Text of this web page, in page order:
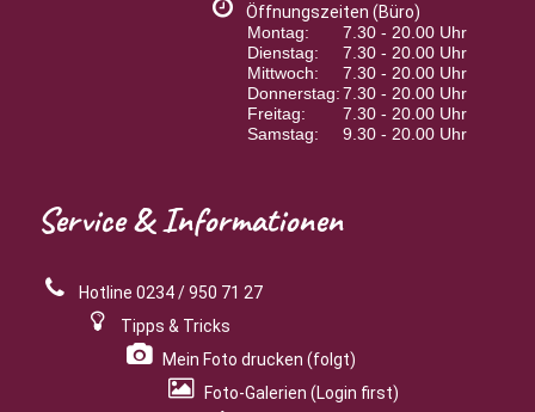
Öffnungszeiten (Büro)
Montag:
7.30 - 20.00 Uhr
Dienstag:
7.30 - 20.00 Uhr
Mittwoch:
7.30 - 20.00 Uhr
Donnerstag:7.30 - 20.00 Uhr
Freitag:
7.30 - 20.00 Uhr
Samstag:
9.30 - 20.00 Uhr
Service& Informationen
Hotline 0234 / 950 71 27
Tipps & Tricks
Mein Foto drucken (folgt)
Foto-Galerien (Login first)